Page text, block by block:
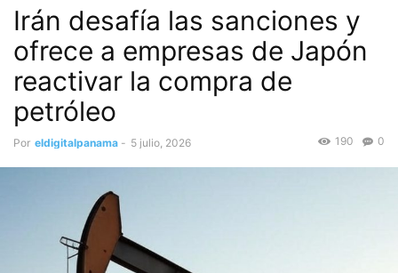
Irán desafía las sanciones y
ofrece a empresas de Japón
reactivar la compra de
petróleo
Por eldigitalpanama - 5 julio, 2026 0
190